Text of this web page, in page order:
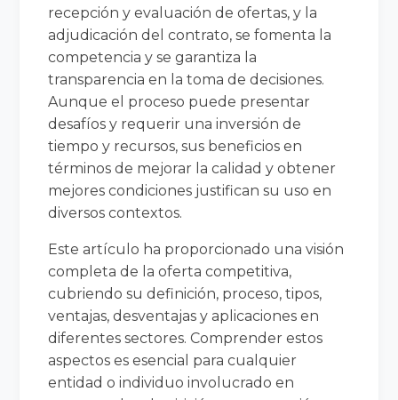
recepción y evaluación de ofertas, y la
adjudicación del contrato, se fomenta la
competencia y se garantiza la
transparencia en la toma de decisiones.
Aunque el proceso puede presentar
desafíos y requerir una inversión de
tiempo y recursos, sus beneficios en
términos de mejorar la calidad y obtener
mejores condiciones justifican su uso en
diversos contextos.
Este artículo ha proporcionado una visión
completa de la oferta competitiva,
cubriendo su definición, proceso, tipos,
ventajas, desventajas y aplicaciones en
diferentes sectores. Comprender estos
aspectos es esencial para cualquier
entidad o individuo involucrado en